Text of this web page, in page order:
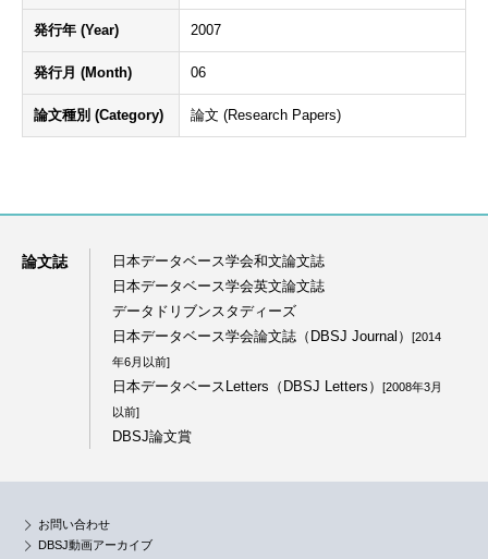
発行年 (Year) 2007
発行月 (Month) 06
論文種別 (Category) 論文 (Research Papers)
論文誌
日本データベース学会和文論文誌
日本データベース学会英文論文誌
データドリブンスタディーズ
日本データベース学会論文誌（DBSJ Journal）
[2014
年6月以前]
日本データベースLetters（DBSJ Letters）
[2008年3月
以前]
DBSJ論文賞
お問い合わせ
DBSJ動画アーカイブ